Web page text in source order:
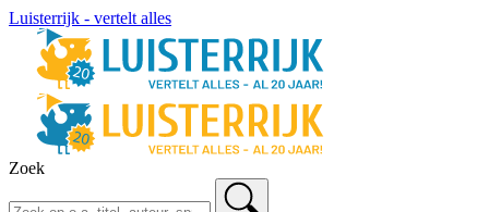
Luisterrijk - vertelt alles
Zoek